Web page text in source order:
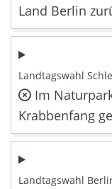
Land Berlin
Landtagswahl
Im
Krabbenfang
Landtagswahl